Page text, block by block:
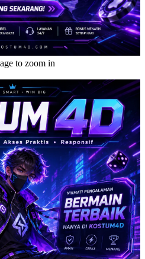
to zoom in